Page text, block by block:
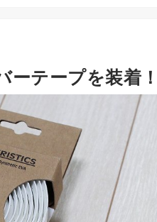
テープを装着！